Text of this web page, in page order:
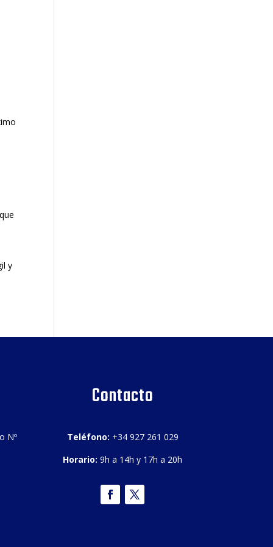
y
Nº
Contacto
Teléfono: +34 927 261 029
Horario: 9h a 14h y 17h a 20h